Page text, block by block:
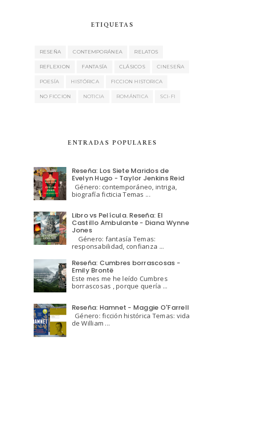
ETIQUETAS
RESEÑA CONTEMPORÁNEA RELATOS
REFLEXION FANTASÍA CLÁSICOS CINESEÑA
POESÍA HISTÓRICA FICCION HISTORICA
NO FICCION NOTICIA ROMÁNTICA SCI-FI
ENTRADAS POPULARES
Reseña: Los Siete Maridos de
Evelyn Hugo - Taylor Jenkins Reid
Género: contemporáneo, intriga,
biografía ficticia Temas ...
Libro vs Película. Reseña: El
Castillo Ambulante - Diana Wynne
Jones
Género: fantasía Temas:
responsabilidad, confianza ...
Reseña: Cumbres borrascosas -
Emily Brontë
Este mes me he leído Cumbres
borrascosas , porque quería ...
Reseña: Hamnet - Maggie O'Farrell
Género: ficción histórica Temas: vida
de William ...